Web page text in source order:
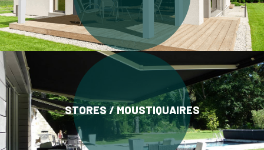
STORES / MOUSTIQUAIRES